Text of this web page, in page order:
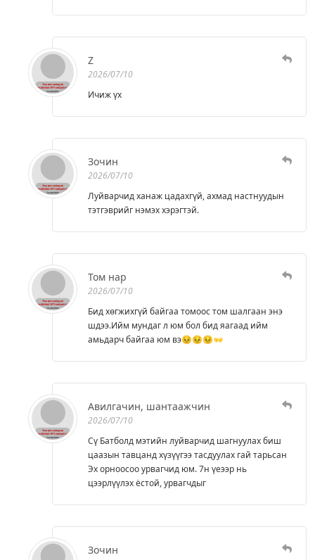
Z
2026/07/10
Ичиж үх
Зочин
2026/07/10
Луйварчид ханаж цадахгүй, ахмад настнуудын
тэтгэврийг нэмэх хэрэгтэй.
Том нар
2026/07/10
Бид хөгжихгүй байгаа томоос том шалгаан энэ
шдээ.Ийм мундаг л юм бол бид яагаад ийм
амьдарч байгаа юм вэ😣😣😣👐
Авилгачин, шантаажчин
2026/07/10
Сү Батболд мэтийн луйварчид шагнуулах биш
цаазын тавцанд хүзүүгээ тасдуулах гай тарьсан
Эх орноосоо урвагчид юм. 7н үеээр нь
цээрлүүлэх ёстой, урвагчдыг
Зочин